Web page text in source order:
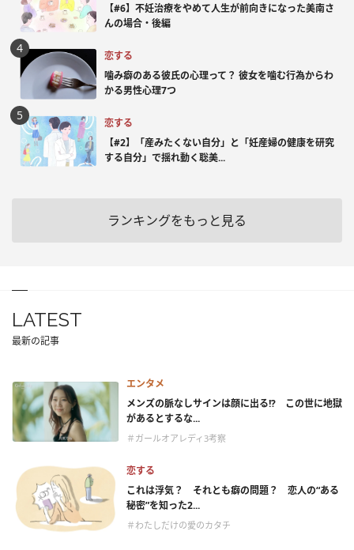
【#6】不妊治療をやめて人生が前向きになった美南さ
んの場合・後編
恋する
噛み癖のある彼氏の心理って？ 彼女を噛む行為からわ
かる男性心理7つ
恋する
【#2】「産みたくない自分」と「妊産婦の健康を研究
する自分」で揺れ動く聡美...
ランキングをもっと見る
LATEST
最新の記事
エンタメ
メンズの脈なしサインは顔に出る!? この世に地獄
があるとするな...
＃ガールオアレディ3考察
恋する
これは浮気？ それとも癖の問題？ 恋人の“ある
秘密”を知った2...
＃わたしだけの愛のカタチ